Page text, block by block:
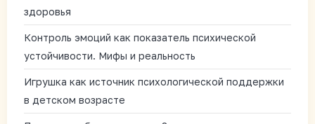
здоровья
Контроль эмоций как показатель психической
устойчивости. Мифы и реальность
Игрушка как источник психологической поддержки
в детском возрасте